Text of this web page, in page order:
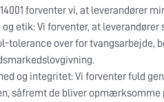
14001 forventer vi, at leverandører
og etik: Vi forventer, at
tolerance over for tvangsarbejde,
og integritet: Vi forventer fuld
såfremt de bliver